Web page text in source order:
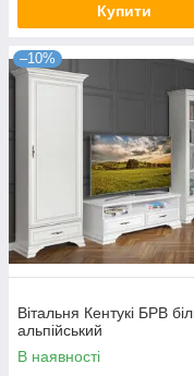
Купити
–10%
Вітальня Кентукі БРВ
альпійський
В наявності